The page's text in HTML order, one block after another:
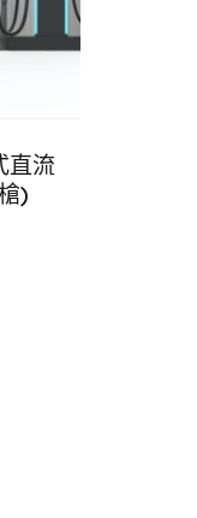
直流
)